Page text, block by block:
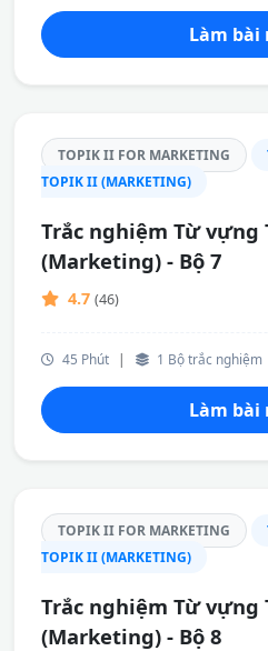
Làm bài
TOPIK II FOR MARKETING
TOPIK II (MARKETING)
Trắc nghiệm Từ vựng
(Marketing) - Bộ 7
4.7 (46)
45 Phút | 1 Bộ trắc nghiệm
Làm bài
TOPIK II FOR MARKETING
TOPIK II (MARKETING)
Trắc nghiệm Từ vựng
(Marketing) - Bộ 8